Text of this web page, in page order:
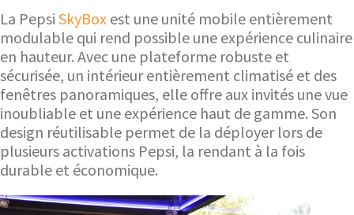
La Pepsi SkyBox est une unité mobile entièrement
modulable qui rend possible une expérience culinaire
en hauteur. Avec une plateforme robuste et
sécurisée, un intérieur entièrement climatisé et des
fenêtres panoramiques, elle offre aux invités une vue
inoubliable et une expérience haut de gamme. Son
design réutilisable permet de la déployer lors de
plusieurs activations Pepsi, la rendant à la fois
durable et économique.